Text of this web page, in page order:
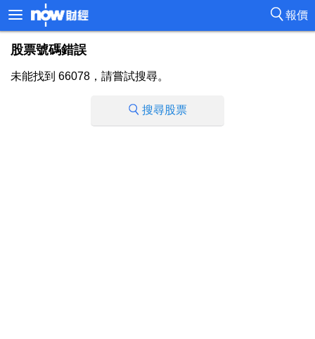
報價
股票號碼錯誤
未能找到 66078，請嘗試搜尋。
搜尋股票